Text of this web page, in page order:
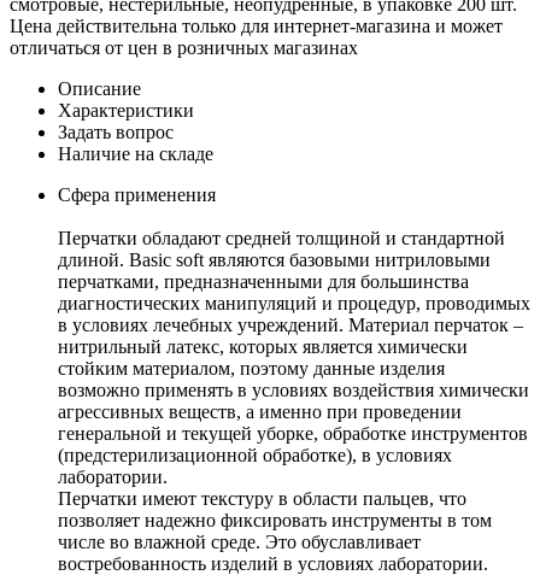
Цена действительна только для интернет-магазина и может
отличаться от цен в розничных магазинах
Описание
Характеристики
Задать вопрос
Наличие на складе
Сфера применения
Перчатки обладают средней толщиной и стандартной
длиной. Basic soft являются базовыми нитриловыми
перчатками, предназначенными для большинства
диагностических манипуляций и процедур, проводимых
в условиях лечебных учреждений. Материал перчаток –
нитрильный латекс, которых является химически
стойким материалом, поэтому данные изделия
возможно применять в условиях воздействия химически
агрессивных веществ, а именно при проведении
генеральной и текущей уборке, обработке инструментов
(предстерилизационной обработке), в условиях
лаборатории.
Перчатки имеют текстуру в области пальцев, что
позволяет надежно фиксировать инструменты в том
числе во влажной среде. Это обуславливает
востребованность изделий в условиях лаборатории.